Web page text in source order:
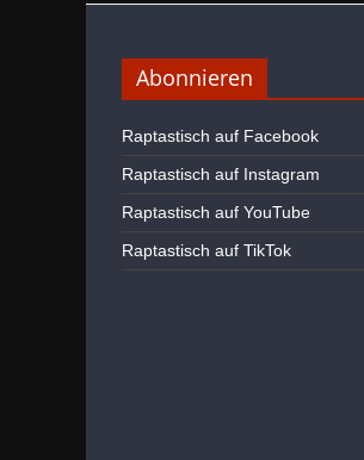
Abonnieren
Raptastisch auf Facebook
Raptastisch auf Instagram
Raptastisch auf YouTube
Raptastisch auf TikTok